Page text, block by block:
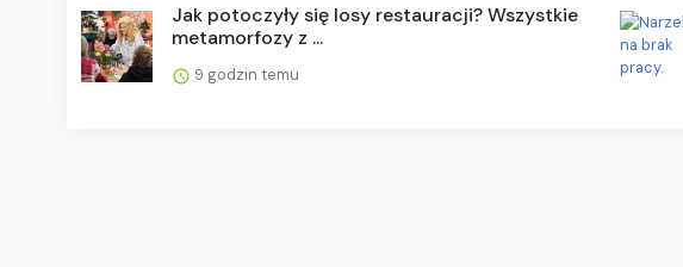
Jak potoczyły się losy restauracji? Wszystkie
metamorfozy z ...
9 godzin temu